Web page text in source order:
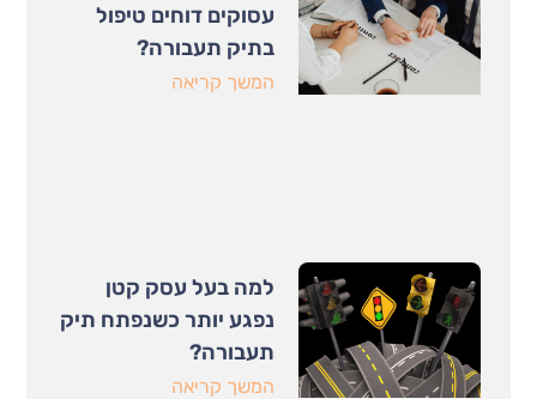
עסוקים דוחים טיפול
בתיק תעבורה?
המשך קריאה
למה בעל עסק קטן
נפגע יותר כשנפתח תיק
תעבורה?
המשך קריאה